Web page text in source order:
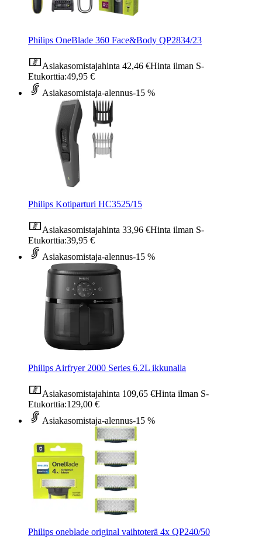
Philips OneBlade 360 Face&Body QP2834/23
Asiakasomistajahinta 42,46 €Hinta ilman S-
Etukorttia:49,95 €
Asiakasomistaja-alennus-15 %
Philips Kotiparturi HC3525/15
Asiakasomistajahinta 33,96 €Hinta ilman S-
Etukorttia:39,95 €
Asiakasomistaja-alennus-15 %
Philips Airfryer 2000 Series 6.2L ikkunalla
Asiakasomistajahinta 109,65 €Hinta ilman S-
Etukorttia:129,00 €
Asiakasomistaja-alennus-15 %
Philips oneblade original vaihtoterä 4x QP240/50